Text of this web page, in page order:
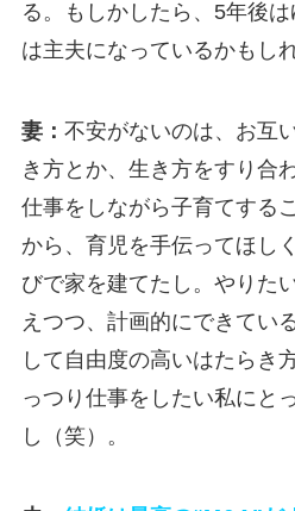
る。もしかしたら、5年後
は主夫になっているかもし
妻： 不安がないのは、お互
き方とか、生き方をすり合
仕事をしながら子育てする
から、育児を手伝ってほし
びで家を建てたし。やりた
えつつ、計画的にできてい
して自由度の高いはたらき
っつり仕事をしたい私にと
し（笑）。